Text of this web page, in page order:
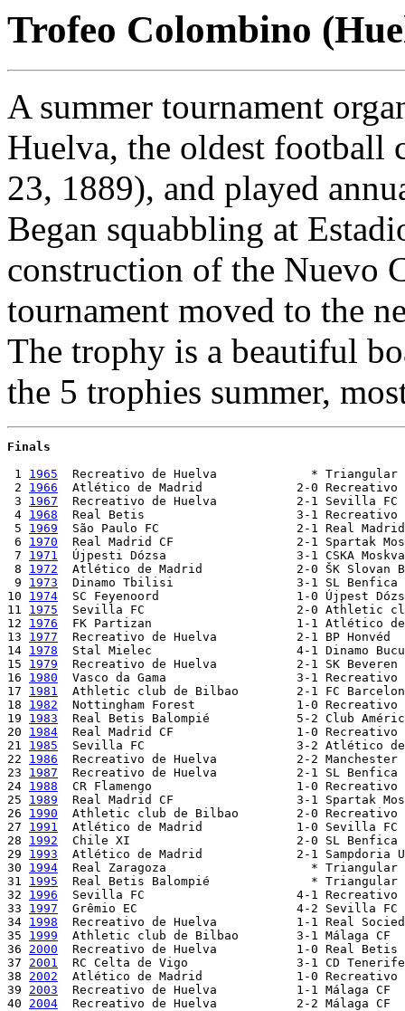
Trofeo Colombino
A summer tournament
Huelva, the oldest football
23, 1889), and played
Began squabbling at
construction of the Nuevo
tournament moved to the
The trophy is a beautiful
the 5 trophies summer,
Finals
1 1965
Recreativo de Huelva             * Triangular
2 1966
  Atlético de Madrid		2-0 Recreativo de Huelva
3 1967
  Recreativo de Huelva   	2-1 Sevilla FC
4 1968
  Real Betis			3-1 Recreativo de Huelva
5 1969
  São Paulo FC     		2-1 Real Madrid CF
6 1970
  Real Madrid CF   		2-1 Spartak Moskva
7 1971
  Újpesti Dózsa    		3-1 CSKA Moskva
8 1972
  Atlético de Madrid   		2-0 ŠK Slovan Bratislava
9 1973
  Dinamo Tbilisi    		3-1 SL Benfica
10 1974
  SC Feyenoord     		1-0 Újpest Dózsa
11 1975
  Sevilla FC           		2-0 Athletic club de Bilbao
12 1976
  FK Partizan      		1-1 Atlético de Madrid      [Partizan 5-4 on pen]
13 1977
  Recreativo de Huelva  		2-1 BP Honvéd
14 1978
  Stal Mielec     		4-1 Dinamo Bucuresti
15 1979
  Recreativo de Huelva   	2-1 SK Beveren
16 1980
  Vasco da Gama   		3-1 Recreativo de Huelva
17 1981
  Athletic club de Bilbao   	2-1 FC Barcelona
18 1982
  Nottingham Forest 		1-0 Recreativo de Huelva
19 1983
  Real Betis Balompié   		5-2 Club América
20 1984
  Real Madrid CF    		1-0 Recreativo de Huelva
21 1985
  Sevilla FC           		3-2 Atlético de Madrid
22 1986
  Recreativo de Huelva   	2-2 Manchester City 	    [Recreativo 4-2 on pen]
23 1987
  Recreativo de Huelva   	2-1 SL Benfica
24 1988
  CR Flamengo       		1-0 Recreativo de Huelva
25 1989
  Real Madrid CF         	3-1 Spartak Moskva
26 1990
  Athletic club de Bilbao	2-0 Recreativo de Huelva
27 1991
  Atlético de Madrid   		1-0 Sevilla FC
28 1992
  Chile XI         		2-0 SL Benfica
29 1993
  Atlético de Madrid   		2-1 Sampdoria UC
30 1994
  Real Zaragoza             	  * Triangular trophy
31 1995
Real Betis Balompié              *
32 1996
  Sevilla FC               	4-1 Recreativo de Huelva
33 1997
  Grêmio EC  			4-2 Sevilla FC
34 1998
  Recreativo de Huelva     	1-1 Real Sociedad          [R. Sociedad on pen 5-4]
35 1999
Athletic club de Bilbao        3-1
36 2000
  Recreativo de Huelva     	1-0 Real Betis Balompié
37 2001
  RC Celta de Vigo         	3-1 CD Tenerife
38 2002
  Atlético de Madrid   		1-0 Recreativo de Huelva
39 2003
  Recreativo de Huelva     	1-1 Málaga CF              [Recreativo on pen]
40 2004
  Recreativo de Huelva     	2-2 Málaga CF              [Recreativo on pen]